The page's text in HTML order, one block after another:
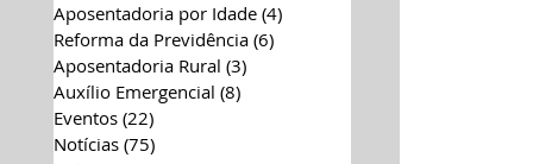
Aposentadoria por Idade (4)4 posts
Reforma da Previdência (6)6 posts
Aposentadoria Rural (3)3 posts
Auxílio Emergencial (8)8 posts
Eventos (22)22 posts
Notícias (75)75 posts